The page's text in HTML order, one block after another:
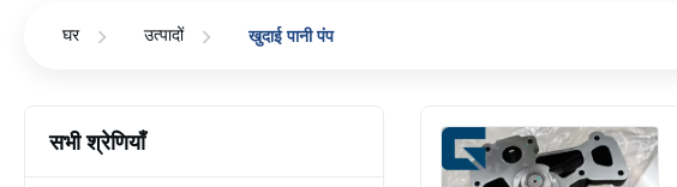
घर उत्पादों खुदाई पानी पंप
सभी श्रेणियाँ